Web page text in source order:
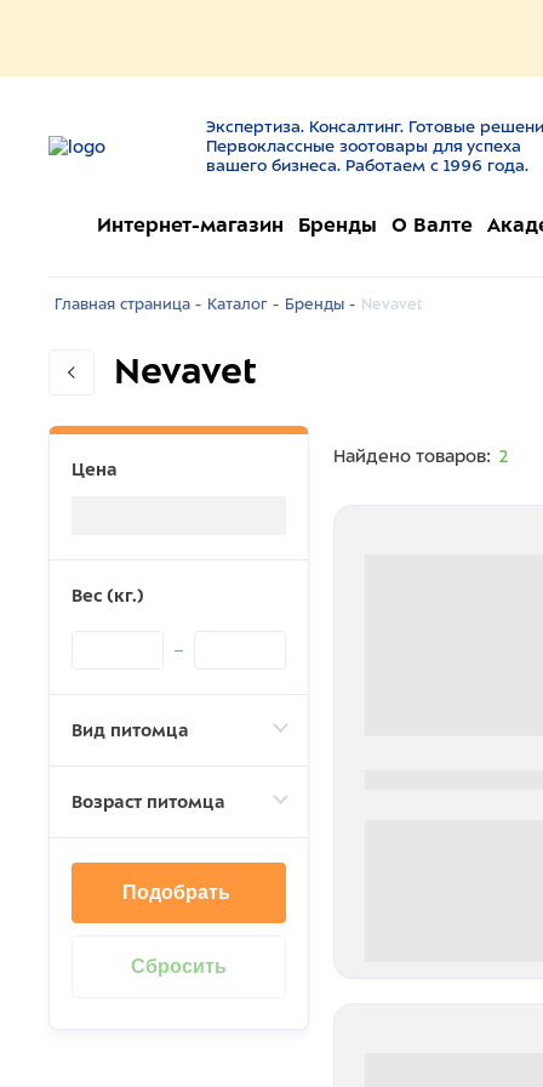
Экспертиза. Консалтинг. Готовые
Первоклассные зоотовары для успеха
вашего бизнеса. Работаем с 1996 года.
Интернет-магазин Бренды О Валте
Главная страница - Каталог - Бренды - Nevavet
Nevavet
Цена
Вес (кг.)
Вид питомца
Возраст питомца
Подобрать
Найдено товаров: 2